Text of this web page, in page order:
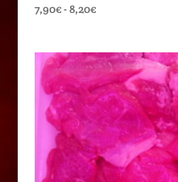
7,90€-8,20€Rango
desde
7,90€
hasta
8,20€